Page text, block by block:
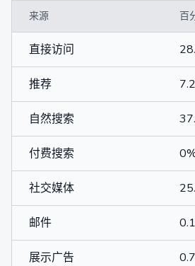
来源 百
直接访问
推荐
自然搜索
付费搜索
社交媒体
邮件
展示广告